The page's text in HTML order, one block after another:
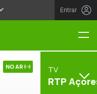
Entrar
NO AR TV
RTP